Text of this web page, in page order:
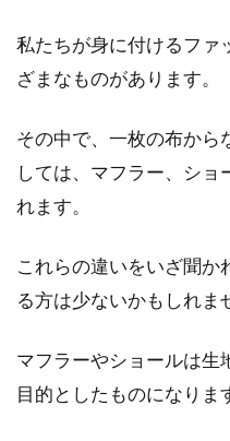
スカ
最近、
人女性
アウ
メン
メンズ
私たちが身に付けるファ
ざまなものがあります。
その中で、一枚の布から
しては、マフラー、ショ
れます。
これらの違いをいざ聞か
る方は少ないかもしれま
マフラーやショールは生
目的としたものになりま